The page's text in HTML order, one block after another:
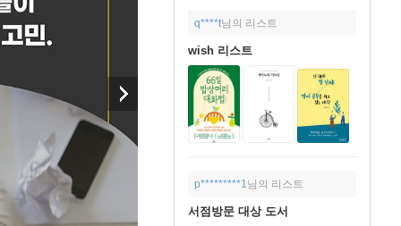
q****t님의 리스트
wish 리스트
p*********1 님의 리스트
서점방문 대상 도서